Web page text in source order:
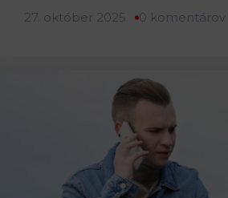
27. október 2025 0 komentárov